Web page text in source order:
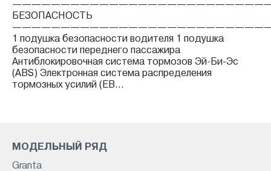
БЕЗОПАСНОСТЬ
1 подушка безопасности водителя 1 подушка
безопасности переднего пассажира
Антиблокировочная система тормозов Эй-Би-Эс
(ABS) Электронная система распределения
тормозных усилий (EB...
МОДЕЛЬНЫЙ РЯД
Granta